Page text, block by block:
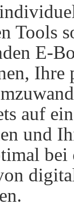
Tools
E-
Ihre
auf
und
bei